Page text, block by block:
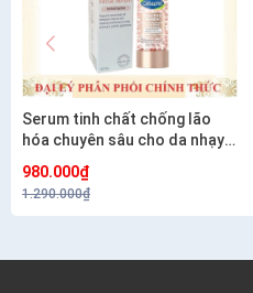
Serum tinh chất chống lão
hóa chuyên sâu cho da nhạy
cảm CETAPHIL HEALTHY
RENEW SERUM 30G
980.000₫
1.290.000₫